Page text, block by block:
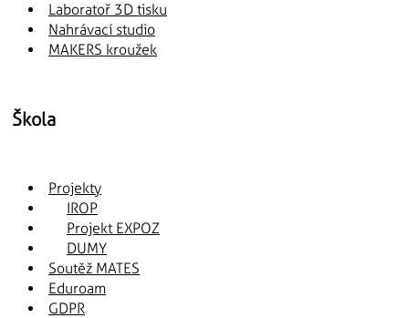
Laboratoř 3D tisku
Nahrávací studio
MAKERS kroužek
Škola
Projekty
IROP
Projekt EXPOZ
DUMY
Soutěž MATES
Eduroam
GDPR